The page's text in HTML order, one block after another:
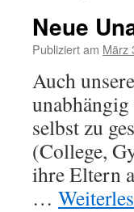
Neue
Publiziert am März
Auch
selbst zu
(College,
ihre Eltern
…